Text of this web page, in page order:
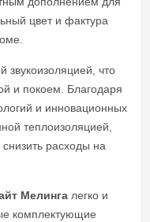
цвет и фактура
звукоизоляцией, что
и покоем. Благодаря
и инновационных
теплоизоляцией,
расходы на
Мелинга легко и
комплектующие